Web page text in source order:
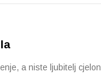
a niste ljubitelj